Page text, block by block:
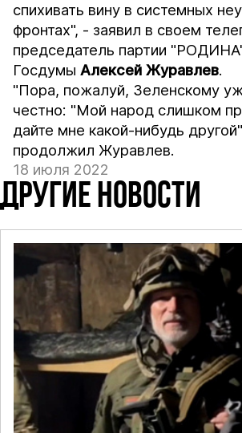
спихивать вину в системных
фронтах", - заявил в своем
председатель партии
ГосдумыАлексей Журавлев.
"Пора, пожалуй, Зеленскому
честно: "Мой народ слишком
дайте мне какой-нибудь
продолжил Журавлев.
18 июля 2022
ДРУГИЕ НОВОСТИ